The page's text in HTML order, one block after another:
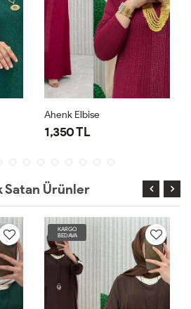
Ahenk Elbise
1,350 TL
Satan Ürünler
KARGO
BEDAVA